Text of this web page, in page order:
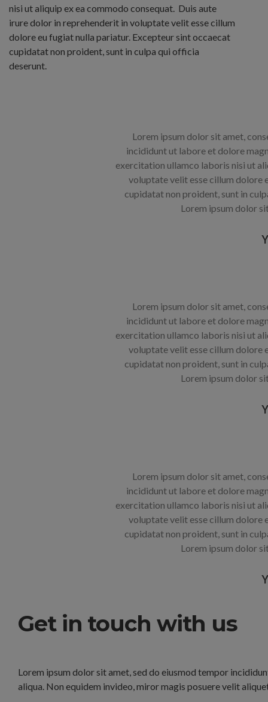
nisi ut aliquip ex ea commodo consequat. Duis aute
irure dolor in reprehenderit in voluptate velit esse cillum
dolore eu fugiat nulla pariatur. Excepteur sint occaecat
cupidatat non proident, sunt in culpa qui officia
deserunt.
Lorem ipsum dolor sit amet,
incididunt ut labore et dolore
exercitation ullamco laboris nisi ut
voluptate velit esse cillum dolore
cupidatat non proident, sunt in
Lorem ipsum dolor
Lorem ipsum dolor sit amet,
incididunt ut labore et dolore
exercitation ullamco laboris nisi ut
voluptate velit esse cillum dolore
cupidatat non proident, sunt in
Lorem ipsum dolor
Lorem ipsum dolor sit amet,
incididunt ut labore et dolore
exercitation ullamco laboris nisi ut
voluptate velit esse cillum dolore
cupidatat non proident, sunt in
Lorem ipsum dolor
Get in touch with us
Lorem ipsum dolor sit amet, sed do eiusmod tempor
aliqua. Non equidem invideo, miror magis posuere velit